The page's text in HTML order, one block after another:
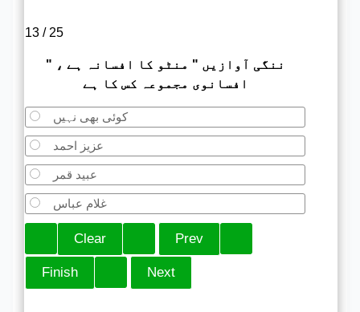
13 / 25
" ننگی آوازیں " منٹو کا افسانہ ہے ،
افسانوی مجموعہ کس کا ہے
کوئی بھی نہیں
عزیز احمد
عبید قمر
غلام عباس